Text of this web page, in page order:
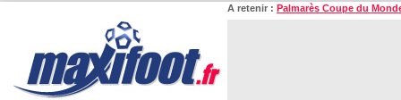
A retenir : Palmarès Coupe du